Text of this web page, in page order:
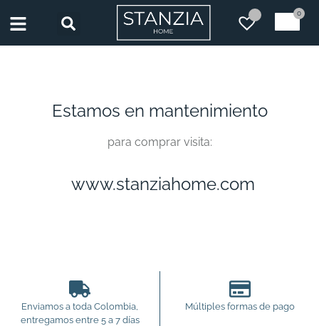
0
Estamos en mantenimiento
para comprar visita:
www.stanziahome.com
Enviamos a toda Colombia,
entregamos entre 5 a 7 días
Múltiples formas de pago